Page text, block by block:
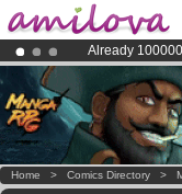
Already 100000
Premium
Amilova
Home > Comics Directory >